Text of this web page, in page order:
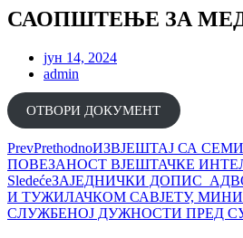
САОПШТЕЊЕ ЗА
јун 14, 2024
admin
ОТВОРИ ДОКУМЕНТ
PrevPrethodnoИЗВЈЕШТАЈ СА
ПОВЕЗАНОСТ ВЈЕШТАЧКЕ
SledećeЗАЈЕДНИЧКИ ДОПИС
И ТУЖИЛАЧКОМ САВЈЕТУ,
СЛУЖБЕНОЈ ДУЖНОСТИ ПРЕД